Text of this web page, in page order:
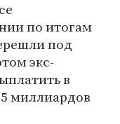
по итогам
под
экс-
в
миллиардов